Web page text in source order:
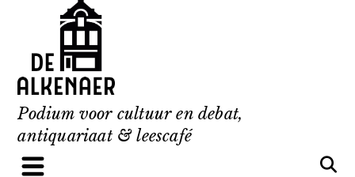
content
Podium voor cultuur en debat,
antiquariaat & leescafé